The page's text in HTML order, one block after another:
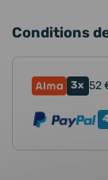
Conditions
3x 52